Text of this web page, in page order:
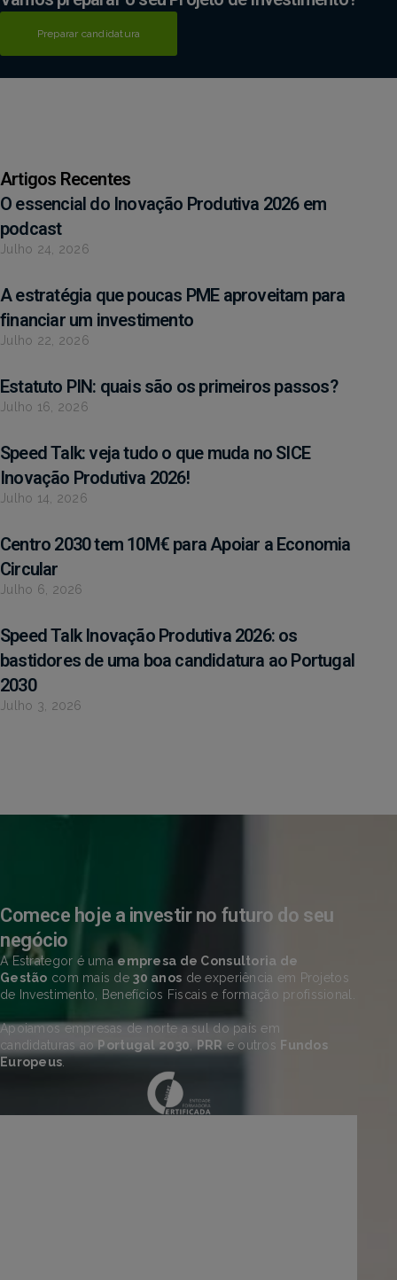
Preparar candidatura
Artigos Recentes
O essencial do Inovação Produtiva 2026 em
podcast
Julho 24, 2026
A estratégia que poucas PME aproveitam para
financiar um investimento
Julho 22, 2026
Estatuto PIN: quais são os primeiros passos?
Julho 16, 2026
Speed Talk: veja tudo o que muda no SICE
Inovação Produtiva 2026!
Julho 14, 2026
Centro 2030 tem 10M€ para Apoiar a Economia
Circular
Julho 6, 2026
Speed Talk Inovação Produtiva 2026: os
bastidores de uma boa candidatura ao Portugal
2030
Julho 3, 2026
Comece hoje a investir no futuro do seu
negócio
A Estrategor é uma empresa de Consultoria de
Gestão com mais de30 anos de experiência em Projetos
de Investimento, Benefícios Fiscais e formação profissional.
Apoiamos empresas de norte a sul do país em
candidaturas ao Portugal 2030 PRR e outros Fundos
Europeus